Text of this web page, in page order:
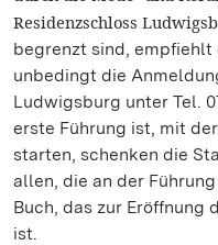
Residenzschloss
begrenzt sind,
unbedingt die
Ludwigsburg unter Tel.
erste Führung ist, mit
starten, schenken die
allen, die an der
Buch, das zur Eröffnung
ist.